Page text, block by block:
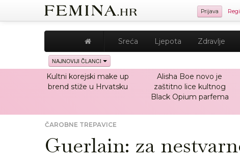
Prijava
Sreća Ljepota Zdravlje
NAJNOVIJI ČLANCI
Kultni korejski make up
brend stiže u Hrvatsku
Alisha Boe novo je
zaštitno lice kultnog
Black Opium parfema
ČAROBNE TREPAVICE
Guerlain: za